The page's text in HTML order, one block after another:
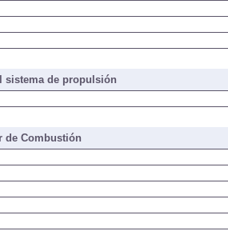
sistema de propulsión
de Combustión